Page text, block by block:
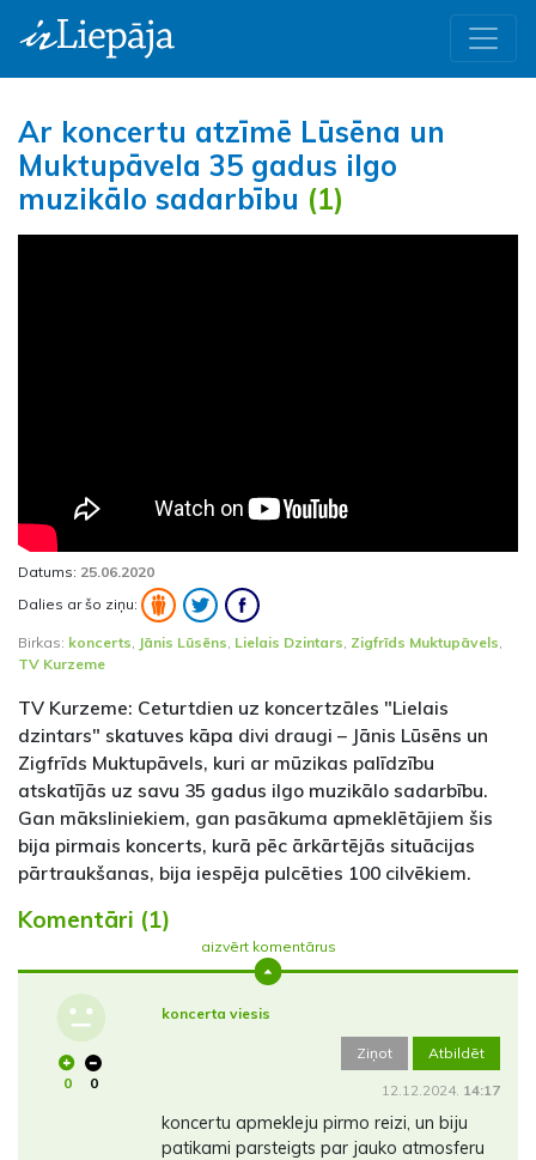
Ar koncertu atzīmē Lūsēna un
Muktupāvela 35 gadus ilgo
muzikālo sadarbību (1)
Datums: 25.06.2020
Dalies ar šo ziņu:
Birkas: koncerts Jānis Lūsēns Lielais Dzintars Zigfrīds Muktupāvels
TV Kurzeme
TV Kurzeme: Ceturtdien uz koncertzāles "Lielais
dzintars" skatuves kāpa divi draugi – Jānis Lūsēns un
Zigfrīds Muktupāvels, kuri ar mūzikas palīdzību
atskatījās uz savu 35 gadus ilgo muzikālo sadarbību.
Gan māksliniekiem, gan pasākuma apmeklētājiem šis
bija pirmais koncerts, kurā pēc ārkārtējās situācijas
pārtraukšanas, bija iespēja pulcēties 100 cilvēkiem.
Komentāri (1)
aizvērt komentārus
0 0
koncerta viesis
Ziņot Atbildēt
12.12.2024. 14:17
koncertu apmekleju pirmo reizi, un biju
patikami parsteigts par jauko atmosferu